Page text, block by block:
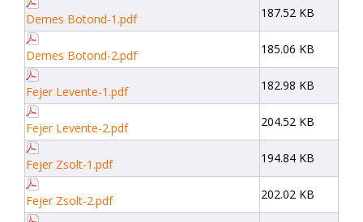
Demes Botond-1.pdf 187.52 KB
Demes Botond-2.pdf 185.06 KB
Fejer Levente-1.pdf 182.98 KB
Fejer Levente-2.pdf 204.52 KB
Fejer Zsolt-1.pdf 194.84 KB
Fejer Zsolt-2.pdf 202.02 KB